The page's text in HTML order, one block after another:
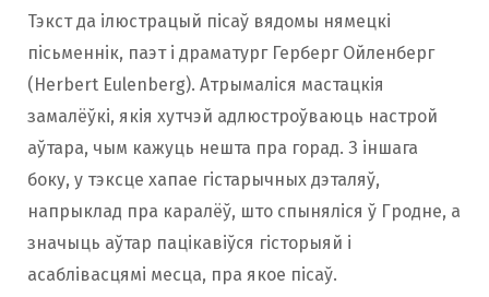
Тэкст да ілюстрацый пісаў вядомы нямецкі
пісьменнік, паэт і драматург Герберг Ойленберг
(Herbert Eulenberg). Атрымаліся мастацкія
замалёўкі, якія хутчэй адлюстроўваюць настрой
аўтара, чым кажуць нешта пра горад. З іншага
боку, у тэксце хапае гістарычных дэталяў,
напрыклад пра каралёў, што спыняліся ў Гродне, а
значыць аўтар пацікавіўся гісторыяй і
асаблівасцямі месца, пра якое пісаў.